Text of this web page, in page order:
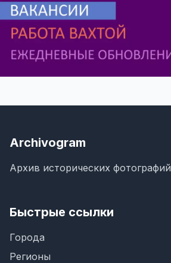
Archivogram
Архив исторических фотографий
Быстрые ссылки
Города
Регионы